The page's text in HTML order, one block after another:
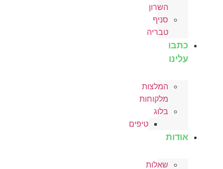
השרון
סניף
טבריה
כתבו
עלינו
המלצות
מלקוחות
בלוג
טיפים
אודות
שאלות